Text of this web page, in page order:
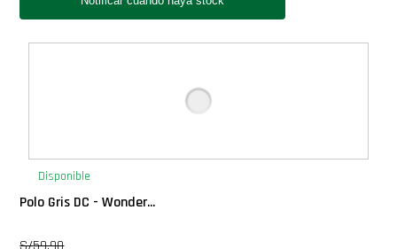
Pop Regular
Premium
Disponible
Polo Gris DC - Wonder...